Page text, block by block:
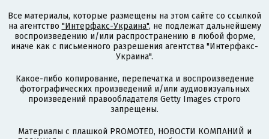
Все материалы, которые размещены на этом сайте со ссылкой
на агентство "Интерфакс-Украина", не подлежат дальнейшему
воспроизведению и/или распространению в любой форме,
иначе как с письменного разрешения агентства "Интерфакс-
Украина".
Какое-либо копирование, перепечатка и воспроизведение
фотографических произведений и/или аудиовизуальных
произведений правообладателя Getty Images строго
запрещены.
Материалы с плашкой PROMOTED, НОВОСТИ КОМПАНИЙ и